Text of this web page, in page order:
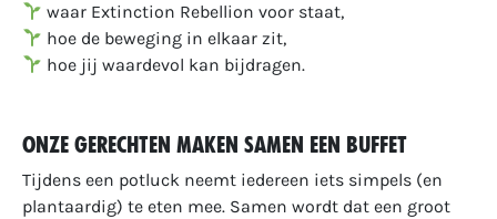
waar Extinction Rebellion voor staat,
hoe de beweging in elkaar zit,
hoe jij waardevol kan bijdragen.
Onze gerechten maken samen een buffet
Tijdens een potluck neemt iedereen iets simpels (en
plantaardig) te eten mee. Samen wordt dat een groot